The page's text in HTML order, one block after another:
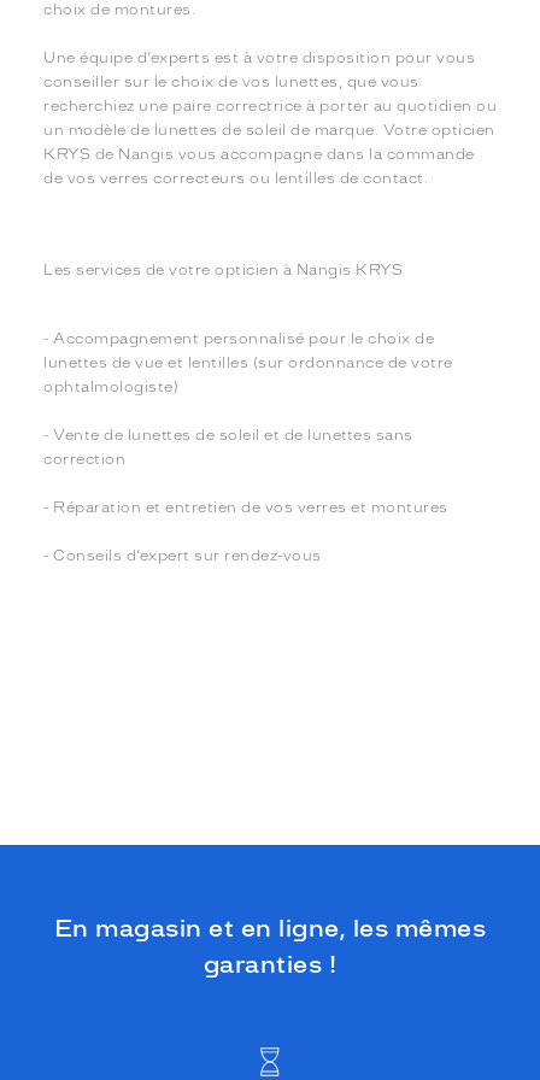
choix de montures.
Une équipe d’experts est à votre disposition pour vous
conseiller sur le choix de vos lunettes, que vous
recherchiez une paire correctrice à porter au quotidien ou
un modèle de lunettes de soleil de marque. Votre opticien
KRYS de Nangis vous accompagne dans la commande
de vos verres correcteurs ou lentilles de contact.
Les services de votre opticien à Nangis KRYS
- Accompagnement personnalisé pour le choix de
lunettes de vue et lentilles (sur ordonnance de votre
ophtalmologiste)
- Vente de lunettes de soleil et de lunettes sans
correction
- Réparation et entretien de vos verres et montures
- Conseils d’expert sur rendez-vous
En magasin et en ligne, les mêmes
garanties !